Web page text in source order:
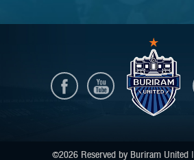
©2026 Reserved by Buriram United |